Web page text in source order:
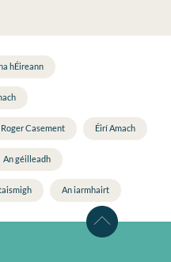
hÉireann
Roger Casement Éirí Amach
An géilleadh
An iarmhairt